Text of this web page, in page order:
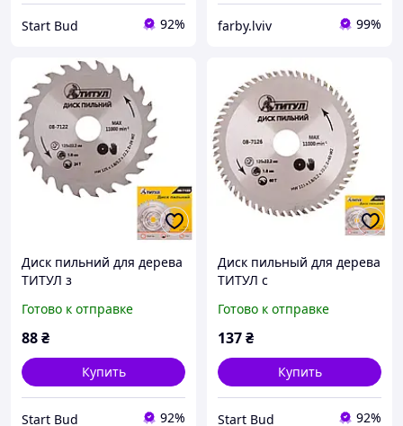
Start Bud 92% farby.lviv 99%
Диск пильний для дерева
ТИТУЛ з
напайками 125х22.2х24Т
08-7122
Готово к отправке
88₴
Купить
Start Bud 92%
Диск пильный для дерева
ТИТУЛ с
напайками 125х22.2х60Т
08-7126
Готово к отправке
137₴
Купить
Start Bud 92%